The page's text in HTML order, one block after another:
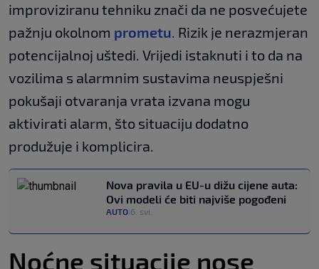
improviziranu tehniku znači da ne posvećujete
pažnju okolnom prometu. Rizik je nerazmjeran
potencijalnoj uštedi. Vrijedi istaknuti i to da na
vozilima s alarmnim sustavima neuspješni
pokušaji otvaranja vrata izvana mogu
aktivirati alarm, što situaciju dodatno
produžuje i komplicira.
Nova pravila u EU-u dižu cijene auta:
Ovi modeli će biti najviše pogođeni
AUTO 6. svi.
Noćne situacije nose